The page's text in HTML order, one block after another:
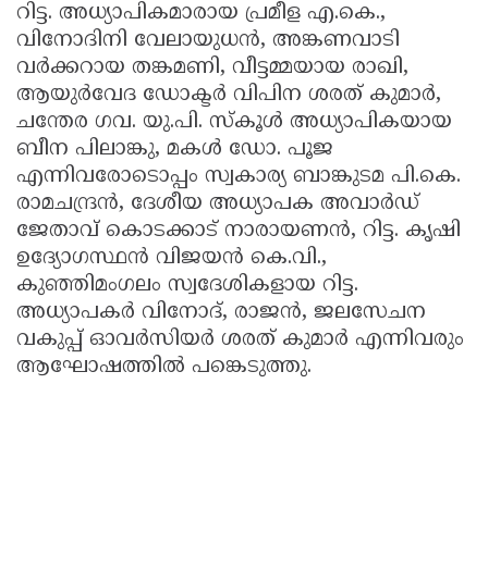
റിട്ട. അധ്യാപികമാരായ പ്രമീള എ.കെ.,
വിനോദിനി വേലായുധൻ, അങ്കണവാടി
വർക്കറായ തങ്കമണി, വീട്ടമ്മയായ രാഖി,
ആയുർവേദ ഡോക്ടർ വിപിന ശരത് കുമാർ,
ചന്തേര ഗവ. യു.പി. സ്കൂൾ അധ്യാപികയായ
ബീന പിലാങ്കു, മകൾ ഡോ. പൂജ
എന്നിവരോടൊപ്പം സ്വകാര്യ ബാങ്കുടമ പി.കെ.
രാമചന്ദ്രൻ, ദേശീയ അധ്യാപക അവാർഡ്
ജേതാവ് കൊടക്കാട് നാരായണൻ, റിട്ട. കൃഷി
ഉദ്യോഗസ്ഥൻ വിജയൻ കെ.വി.,
കുഞ്ഞിമംഗലം സ്വദേശികളായ റിട്ട.
അധ്യാപകർ വിനോദ്, രാജൻ, ജലസേചന
വകുപ്പ് ഓവർസിയർ ശരത് കുമാർ എന്നിവരും
ആഘോഷത്തിൽ പങ്കെടുത്തു.